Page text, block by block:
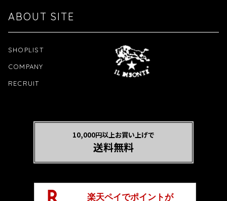
ABOUT SITE
SHOPLIST
COMPANY
RECRUIT
10,000円以上お買い上げで
送料無料